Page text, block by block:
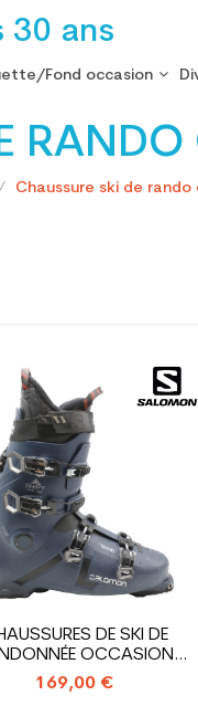
30 ans
Fond occasion
Chaussure ski de rando
DE SKI DE
OCCASION
SALOMON...
169,00 €